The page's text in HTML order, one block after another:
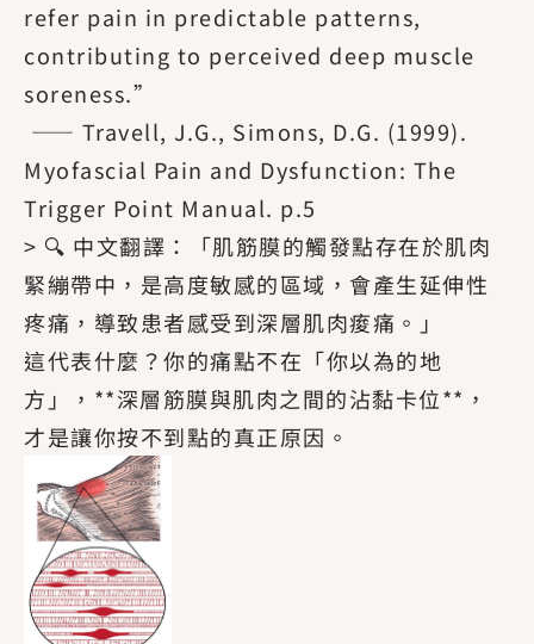
refer pain in predictable patterns,
contributing to perceived deep muscle
soreness.”
—— Travell, J.G., Simons, D.G. (1999).
Myofascial Pain and Dysfunction: The
Trigger Point Manual. p.5
> 🔍 中文翻譯：「肌筋膜的觸發點存在於肌肉
緊繃帶中，是高度敏感的區域，會產生延伸性
疼痛，導致患者感受到深層肌肉痠痛。」
這代表什麼？你的痛點不在「你以為的地
方」，**深層筋膜與肌肉之間的沾黏卡位**，
才是讓你按不到點的真正原因。